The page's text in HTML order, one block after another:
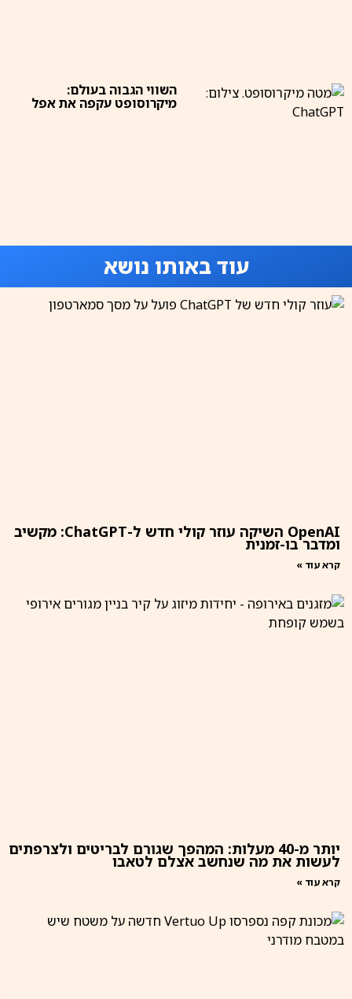
השווי הגבוה בעולם:
מיקרוסופט עקפה את אפל
עוד באותו נושא
OpenAI השיקה עוזר קולי חדש ל-ChatGPT: מקשיב
ומדבר בו-זמנית
קרא עוד »
יותר מ-40 מעלות: המהפך שגורם לבריטים ולצרפתים
לעשות את מה שנחשב אצלם לטאבו
קרא עוד »